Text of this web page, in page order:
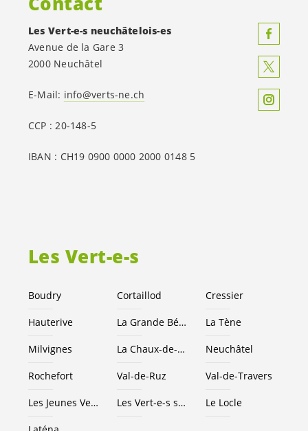
Les Vert-e-s
Boudry Cortaillod Cressier
Hauterive La Grande Béroche La Tène
Milvignes La Chaux-de-Fonds Neuchâtel
Rochefort Val-de-Ruz Val-de-Travers
Les Jeunes Vert-e-s NE
Les Vert-e-s suisses Le Locle
Les Vert-e-s neuchâtelois-es
Avenue de la Gare 3
2000 Neuchâtel
E-Mail: info@verts-ne.ch
CCP : 20-148-5
IBAN : CH19 0900 0000 2000 0148 5